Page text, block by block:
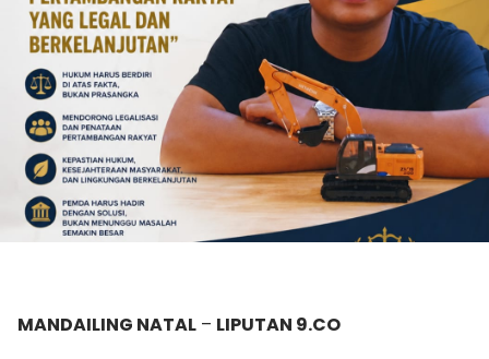
MANDAILING NATAL – LIPUTAN 9.CO